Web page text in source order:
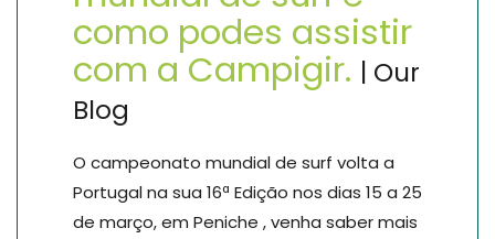
como podes assistir
com a Campigir. | Our
Blog
O campeonato mundial de surf volta a
Portugal na sua 16ª Edição nos dias 15 a 25
de março, em Peniche , venha saber mais